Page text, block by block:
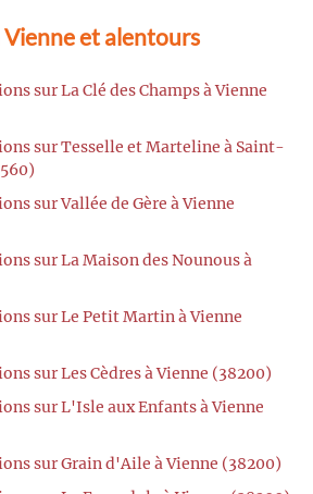
Vienne et alentours
sur La Clé des Champs à Vienne
sur Tesselle et Marteline à Saint-
sur Vallée de Gère à Vienne
sur La Maison des Nounous à
sur Le Petit Martin à Vienne
sur Les Cèdres à Vienne (38200)
sur L'Isle aux Enfants à Vienne
sur Grain d'Aile à Vienne (38200)